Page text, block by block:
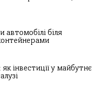
автомобілі біля
інвестиції у майбутнє